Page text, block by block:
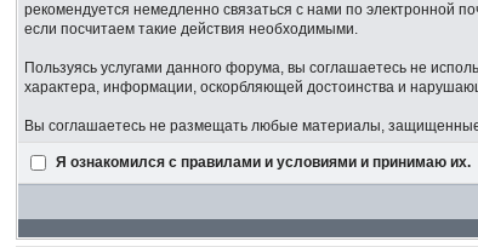
рекомендуется немедленно связаться с нами по электронной
если посчитаем такие действия необходимыми.
Пользуясь услугами данного форума, вы соглашаетесь не
характера, информации, оскорбляющей достоинства и
Вы соглашаетесь не размещать любые материалы,
Я ознакомился с правилами и условиями и принимаю их.